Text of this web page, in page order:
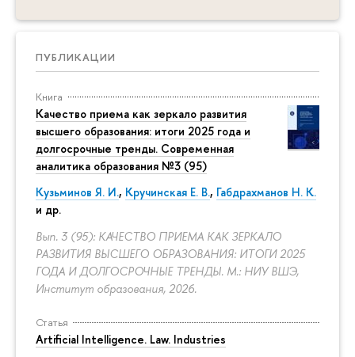
ПУБЛИКАЦИИ
Книга
Качество приема как зеркало развития
высшего образования: итоги 2025 года и
долгосрочные тренды. Современная
аналитика образования №3 (95)
Кузьминов Я. И., Кручинская Е. В., Габдрахманов Н. К.
и др.
Вып. 3 (95): КАЧЕСТВО ПРИЕМА КАК ЗЕРКАЛО
РАЗВИТИЯ ВЫСШЕГО ОБРАЗОВАНИЯ: ИТОГИ 2025
ГОДА И ДОЛГОСРОЧНЫЕ ТРЕНДЫ. М.: НИУ ВШЭ,
Институт образования, 2026.
Статья
Artificial Intelligence. Law. Industries